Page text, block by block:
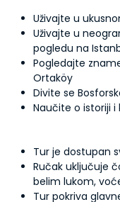
Uživajte u
Uživajte u
pogledu na
Pogledajte
Ortaköy
Divite se
Naučite o istoriji
Tur je dostupan
Ručak uključuje
belim lukom,
Tur pokriva